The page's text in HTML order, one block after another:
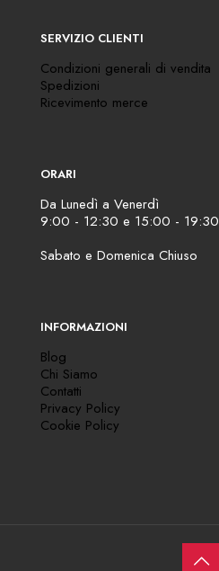
SERVIZIO CLIENTI
Condizioni generali di vendita
Spedizioni
Ricevimento merce
ORARI
Da Lunedì a Venerdì
9:00 - 12:30 e 15:00 - 19:30
Sabato e Domenica Chiuso
INFORMAZIONI
Blog
Chi Siamo
Contatti
Privacy Policy
Cookie Policy